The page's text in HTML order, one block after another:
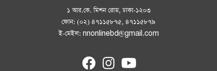
১ আর.কে. মিশন রোড, ঢাকা-১২০৩
ফোন: (০২) ৪৭১১৫৮৭৫, ৪৭১১৫৮৭৯
ই-মেইল: nnonlinebd@gmail.com
fab
fab
fab